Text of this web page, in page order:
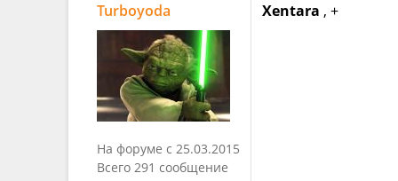
Turboyoda
На форуме с 25.03.2015
Всего 291 сообщение
Xentara , +